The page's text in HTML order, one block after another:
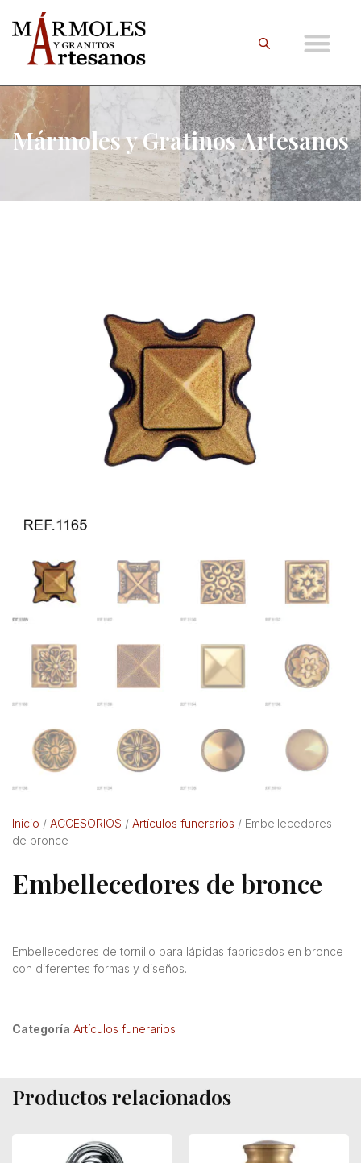
Mármoles y Gratinos Artesanos
Inicio / ACCESORIOS / Artículos funerarios / Embellecedores
de bronce
Embellecedores de bronce
Embellecedores de tornillo para lápidas fabricados en bronce
con diferentes formas y diseños.
Categoría Artículos funerarios
Productos relacionados